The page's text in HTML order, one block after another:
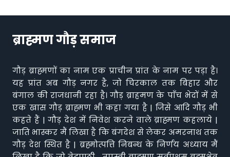
ब्राह्मण गौड़ समाज
गौड़ ब्राह्मणों का नाम एक प्राचीन प्रांत के नाम पर पड़ा है।
यह प्रांत अब गौड़ नगर है, जो चिरकाल तक बिहार और
बंगाल की राजधानी रहा है। गौड़ ब्राहमण के पाँच भेदों में से
एक खास गौड़ ब्राह्मण भी कहा गया है | जिसे आदि गौड़ भी
कहते हैं | गौड़ देश में निवेश करने वाले ब्राह्मण कहलाये |
जाति भास्कर मैं लिखा है कि बंगदेश से लेकर अमरनाथ तक
गौड़ देश स्थित है | ब्रह्मोत्पत्ति निबन्ध के निर्णय अध्याय मैं